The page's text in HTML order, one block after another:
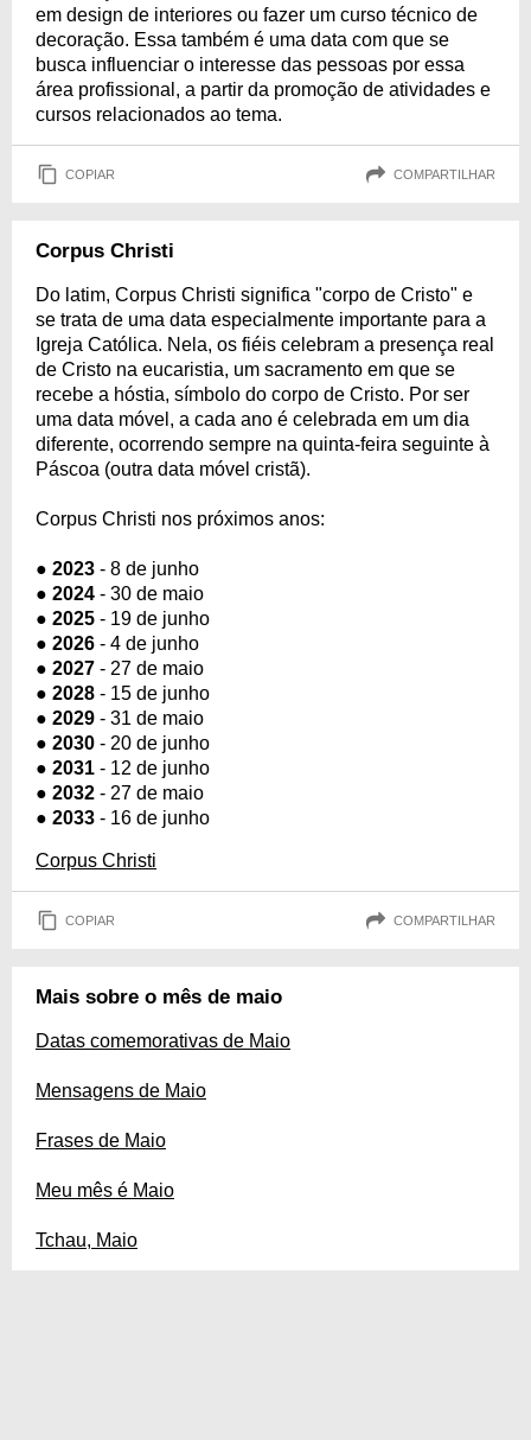
em design de interiores ou fazer um curso técnico de
decoração. Essa também é uma data com que se
busca influenciar o interesse das pessoas por essa
área profissional, a partir da promoção de atividades e
cursos relacionados ao tema.
COPIAR COMPARTILHAR
Corpus Christi
Do latim, Corpus Christi significa "corpo de Cristo" e
se trata de uma data especialmente importante para a
Igreja Católica. Nela, os fiéis celebram a presença real
de Cristo na eucaristia, um sacramento em que se
recebe a hóstia, símbolo do corpo de Cristo. Por ser
uma data móvel, a cada ano é celebrada em um dia
diferente, ocorrendo sempre na quinta-feira seguinte à
Páscoa (outra data móvel cristã).
Corpus Christi nos próximos anos:
● 2023 - 8 de junho
● 2024 - 30 de maio
● 2025 - 19 de junho
● 2026 - 4 de junho
● 2027 - 27 de maio
● 2028 - 15 de junho
● 2029 - 31 de maio
● 2030 - 20 de junho
● 2031 - 12 de junho
● 2032 - 27 de maio
● 2033 - 16 de junho
Corpus Christi
COPIAR COMPARTILHAR
Mais sobre o mês de maio
Datas comemorativas de Maio
Mensagens de Maio
Frases de Maio
Meu mês é Maio
Tchau, Maio